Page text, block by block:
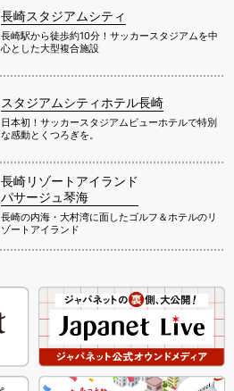
長崎スタジアムシティ
長崎駅から徒歩約10分！サッカースタジアムを中
心とした大型複合施設
スタジアムシティホテル長崎
日本初！サッカースタジアムビューホテルで特別
な感動とくつろぎを。
長崎リゾートアイランド
パサージュ琴海
長崎の内海・大村湾に面したゴルフ＆ホテルのリ
ゾートアイランド